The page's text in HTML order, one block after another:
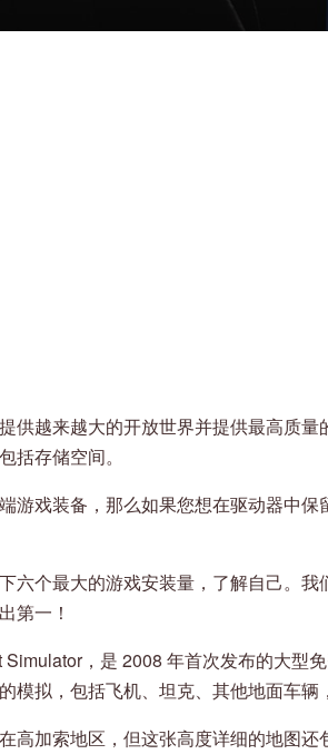
供越来越大的开放世界并提供最高质量
括存储空间。
游戏装备，那么如果您想在驱动器中保
六个最大的游戏安装量，了解自己。我
第一！
，是 2008 年首次发布的大型
模拟，包括飞机、坦克、其他地面车辆
高加索地区，但这张高度详细的地图还